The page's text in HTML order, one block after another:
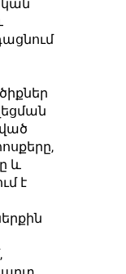
և
է